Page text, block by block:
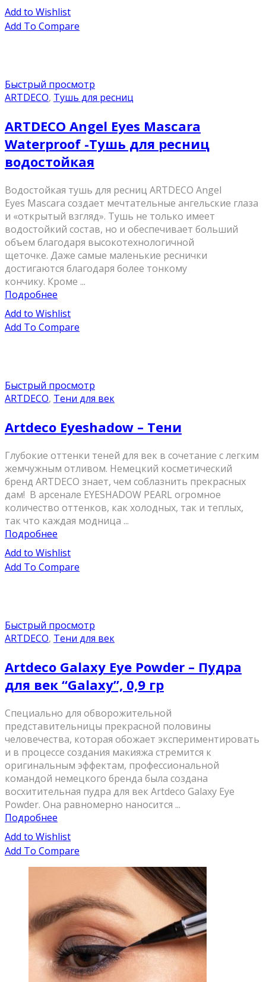
Add to Wishlist
Add To Compare
Быстрый просмотр
ARTDECO, Тушь для ресниц
ARTDECO Angel Eyes Mascara
Waterproof -Тушь для ресниц
водостойкая
Водостойкая тушь для ресниц ARTDECO Angel
Eyes Mascara создает мечтательные ангельские глаза
и «открытый взгляд». Тушь не только имеет
водостойкий состав, но и обеспечивает больший
объем благодаря высокотехнологичной
щеточке. Даже самые маленькие реснички
достигаются благодаря более тонкому
кончику. Кроме ...
Подробнее
Add to Wishlist
Add To Compare
Быстрый просмотр
ARTDECO, Тени для век
Artdeco Eyeshadow – Тени
Глубокие оттенки теней для век в сочетание с легким
жемчужным отливом. Немецкий косметический
бренд ARTDECO знает, чем соблазнить прекрасных
дам! В арсенале EYESHADOW PEARL огромное
количество оттенков, как холодных, так и теплых,
так что каждая модница ...
Подробнее
Add to Wishlist
Add To Compare
Быстрый просмотр
ARTDECO, Тени для век
Artdeco Galaxy Eye Powder – Пудра
для век “Galaxy”, 0,9 гр
Специально для обворожительной
представительницы прекрасной половины
человечества, которая обожает экспериментировать
и в процессе создания макияжа стремится к
оригинальным эффектам, профессиональной
командой немецкого бренда была создана
восхитительная пудра для век Artdeco Galaxy Eye
Powder. Она равномерно наносится ...
Подробнее
Add to Wishlist
Add To Compare